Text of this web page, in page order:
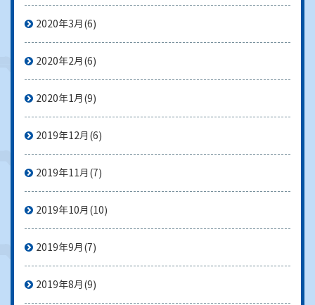
2020年3月 (6)
2020年2月 (6)
2020年1月 (9)
2019年12月 (6)
2019年11月 (7)
2019年10月 (10)
2019年9月 (7)
2019年8月 (9)